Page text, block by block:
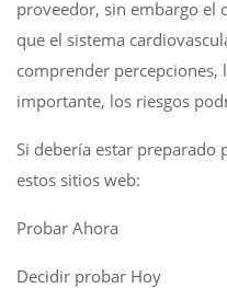
proveedor, sin embargo el
que el sistema
comprender percepciones,
importante, los riesgos
Si debería estar preparado
estos sitios web:
Probar Ahora
Decidir probar Hoy